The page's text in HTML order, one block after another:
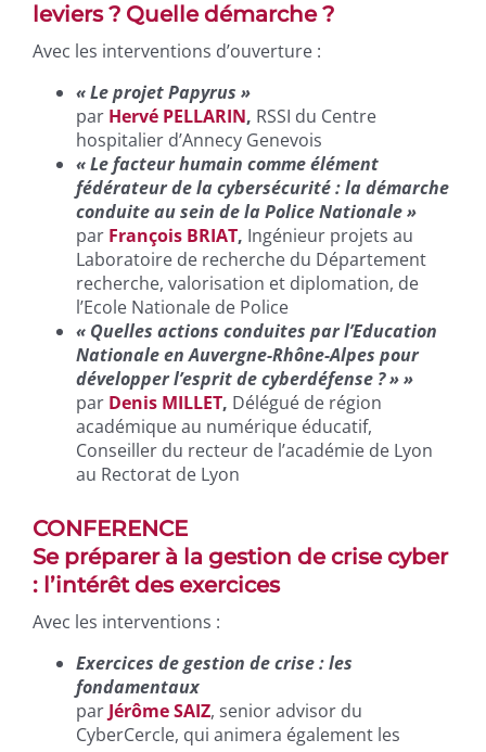
leviers ? Quelle démarche ?
Avec les interventions d’ouverture :
« Le projet Papyrus »
par Hervé PELLARIN, RSSI du Centre
hospitalier d’Annecy Genevois
« Le facteur humain comme élément
fédérateur de la cybersécurité : la démarche
conduite au sein de la Police Nationale »
par François BRIAT, Ingénieur projets au
Laboratoire de recherche du Département
recherche, valorisation et diplomation, de
l’Ecole Nationale de Police
« Quelles actions conduites par l’Education
Nationale en Auvergne-Rhône-Alpes pour
développer l’esprit de cyberdéfense ? » »
par Denis MILLET, Délégué de région
académique au numérique éducatif,
Conseiller du recteur de l’académie de Lyon
au Rectorat de Lyon
CONFERENCE
Se préparer à la gestion de crise cyber
: l’intérêt des exercices
Avec les interventions :
Exercices de gestion de crise : les
fondamentaux
par Jérôme SAIZ, senior advisor du
CyberCercle, qui animera également les